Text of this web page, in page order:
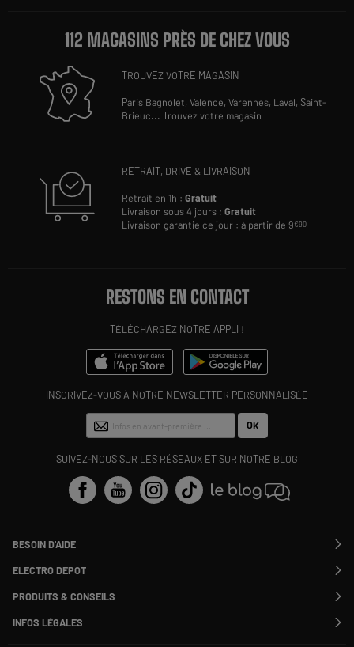
112 MAGASINS PRÈS DE CHEZ VOUS
TROUVEZ VOTRE MAGASIN
Paris Bagnolet,Valence,Varennes, Laval,Saint-
Brieuc...Trouvez votre magasin
RETRAIT, DRIVE & LIVRAISON
Retrait en 1h :Gratuit
Livraison sous 4 jours :Gratuit
Livraison garantie ce jour : à partir de 9€90
RESTONS EN CONTACT
TÉLÉCHARGEZ NOTRE APPLI !
INSCRIVEZ-VOUS À NOTRE NEWSLETTER PERSONNALISÉE
OK
SUIVEZ-NOUS SUR LES RÉSEAUX ET SUR NOTRE BLOG
BESOIN D'AIDE
Suivre ma commande
Modifier ou annuler ma commande
SAV
Payer en plusieurs fois
Information phishing
ELECTRO DEPOT
Rejoignez-nous !
PRODUITS & CONSEILS
Nos marques
Les avis du site
INFOS LÉGALES